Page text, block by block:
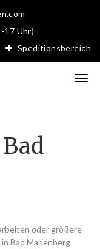
17 Uhr)
Speditionsbereich
oder größere
Bad Marienberg